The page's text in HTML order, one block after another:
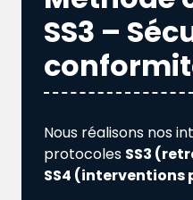
SS3 –
Nous réalisons nos
protocoles SS3
SS4 (interventions